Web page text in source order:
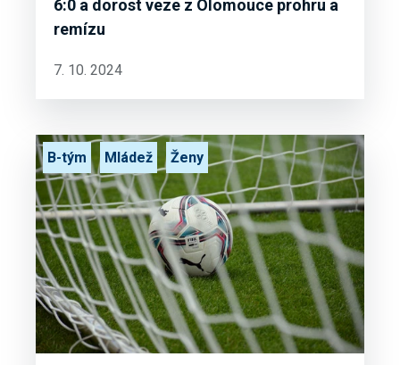
6:0 a dorost veze z Olomouce prohru a
remízu
7. 10. 2024
B-tým Mládež Ženy